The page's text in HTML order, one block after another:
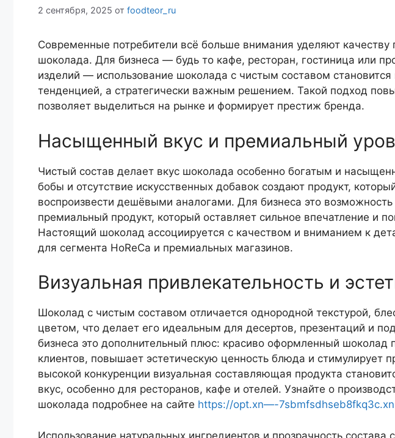
2 сентября, 2025 от foodteor_ru
Современные потребители всё больше внимания уделяют качеству
шоколада. Для бизнеса — будь то кафе, ресторан, гостиница или
изделий — использование шоколада с чистым составом
тенденцией, а стратегически важным решением. Такой подход
позволяет выделиться на рынке и формирует престиж бренда.
Насыщенный вкус и премиальный
Чистый состав делает вкус шоколада особенно богатым и
бобы и отсутствие искусственных добавок создают продукт,
воспроизвести дешёвыми аналогами. Для бизнеса это
премиальный продукт, который оставляет сильное впечатление и
Настоящий шоколад ассоциируется с качеством и вниманием к
для сегмента HoReCa и премиальных магазинов.
Визуальная привлекательность и
Шоколад с чистым составом отличается однородной текстурой,
цветом, что делает его идеальным для десертов, презентаций и
бизнеса это дополнительный плюс: красиво оформленный шоколад
клиентов, повышает эстетическую ценность блюда и стимулирует
высокой конкуренции визуальная составляющая продукта
вкус, особенно для ресторанов, кафе и отелей. Узнайте о
шоколада подробнее на сайте https://opt.xn—-
Использование натуральных ингредиентов и прозрачность состава